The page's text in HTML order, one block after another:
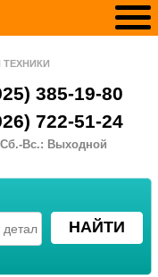
385-19-80
722-51-24
Сб.-Вс.: Выходной